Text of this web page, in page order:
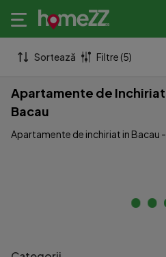
Sortează Filtre (5)
Apartamente de
Bacau
Apartamente de inchiriat in Bacau